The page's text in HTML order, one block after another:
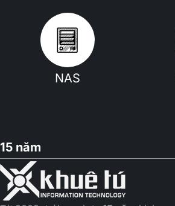
NAS
15 năm